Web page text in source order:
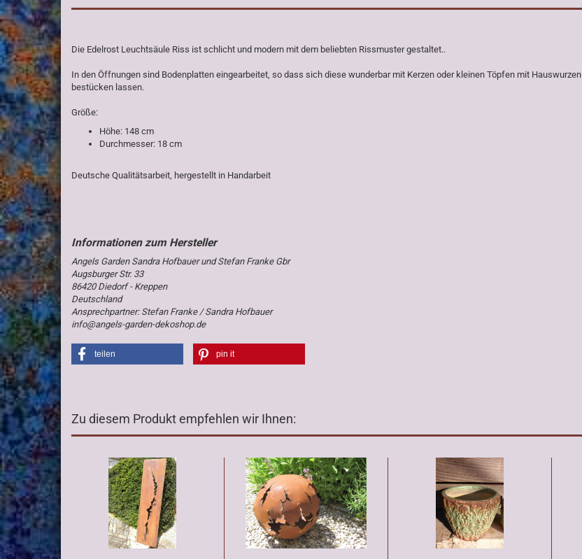
Die Edelrost Leuchtsäule Riss ist schlicht und modern mit dem beliebten Rissmuster gestaltet..
In den Öffnungen sind Bodenplatten eingearbeitet, so dass sich diese wunderbar mit Kerzen oder kleinen Töpfen mit Hauswurzen
bestücken lassen.
Größe:
Höhe: 148 cm
Durchmesser: 18 cm
Deutsche Qualitätsarbeit, hergestellt in Handarbeit
Angels Garden Sandra Hofbauer und Stefan Franke Gbr
Augsburger Str. 33
86420 Diedorf - Kreppen
Deutschland
Ansprechpartner: Stefan Franke / Sandra Hofbauer
info@angels-garden-dekoshop.de
teilen pin it
Zu diesem Produkt empfehlen wir Ihnen: